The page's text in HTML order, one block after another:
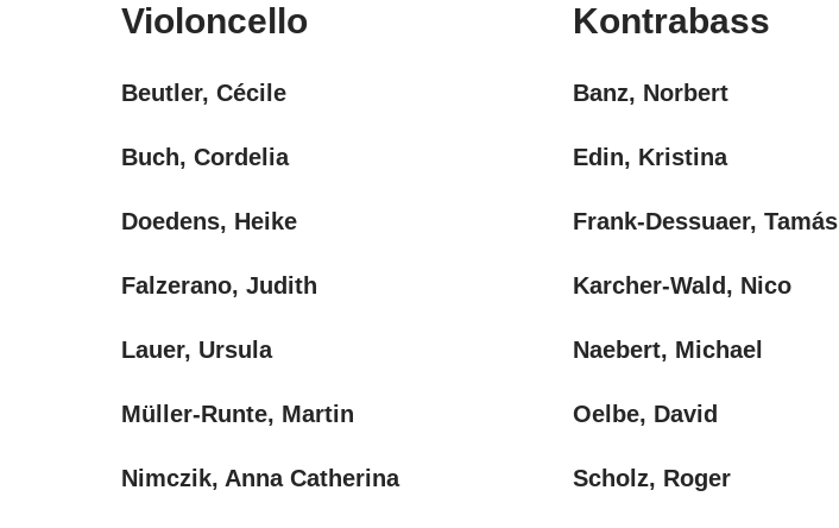
Violoncello
Beutler, Cécile
Buch, Cordelia
Doedens, Heike
Falzerano, Judith
Lauer, Ursula
Müller-Runte, Martin
Nimczik, Anna Catherina
Kontrabass
Banz, Norbert
Edin, Kristina
Frank-Dessuaer, Tamás
Karcher-Wald, Nico
Naebert, Michael
Oelbe, David
Scholz, Roger